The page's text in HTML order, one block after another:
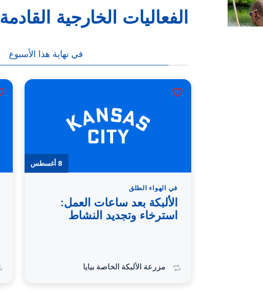
الفعاليات الخارجية القادمة
في نهاية هذا الأسبوع
8 أغسطس
في الهواء الطلق
الألبكة بعد ساعات العمل:
استرخاء وتجديد النشاط
مزرعة الألبكة الخاصة بيايا